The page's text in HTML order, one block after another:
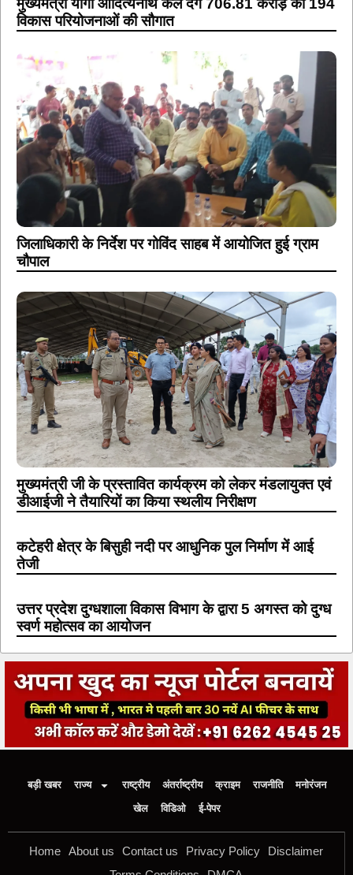
मुख्यमंत्री योगी आदित्यनाथ कल देंगे 706.81 करोड़ की 194
विकास परियोजनाओं की सौगात
जिलाधिकारी के निर्देश पर गोविंद साहब में आयोजित हुई ग्राम
चौपाल
मुख्यमंत्री जी के प्रस्तावित कार्यक्रम को लेकर मंडलायुक्त एवं
डीआईजी ने तैयारियों का किया स्थलीय निरीक्षण
कटेहरी क्षेत्र के बिसुही नदी पर आधुनिक पुल निर्माण में आई
तेजी
उत्तर प्रदेश दुग्धशाला विकास विभाग के द्वारा 5 अगस्त को दुग्ध
स्वर्ण महोत्सव का आयोजन
बड़ी खबर राज्य राष्ट्रीय अंतर्राष्ट्रीय क्राइम राजनीति
मनोरंजन
खेल
विडिओ ई-पेपर
Home About us Contact us Privacy Policy
Disclaimer